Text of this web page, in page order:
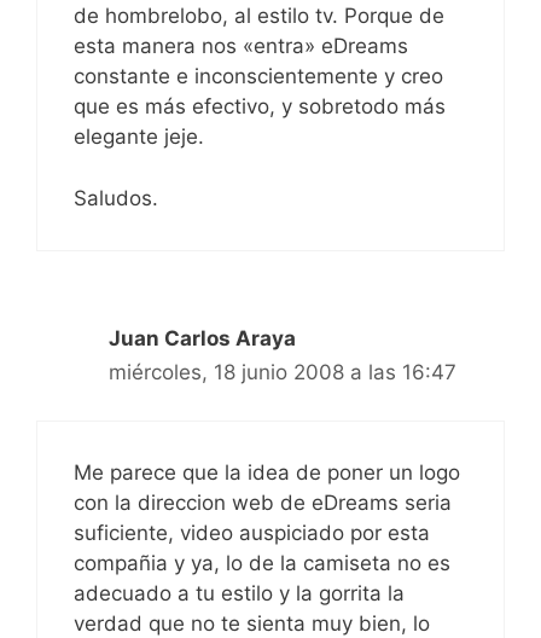
de hombrelobo, al estilo tv. Porque de
esta manera nos «entra» eDreams
constante e inconscientemente y creo
que es más efectivo, y sobretodo más
elegante jeje.
Saludos.
Juan Carlos Araya
miércoles, 18 junio 2008 a las 16:47
Me parece que la idea de poner un logo
con la direccion web de eDreams seria
suficiente, video auspiciado por esta
compañia y ya, lo de la camiseta no es
adecuado a tu estilo y la gorrita la
verdad que no te sienta muy bien, lo